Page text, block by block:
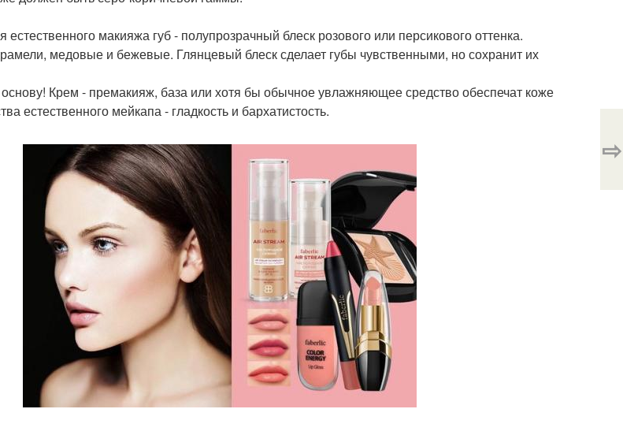
макияжа губ - полупрозрачный блеск розового или персикового оттенка.
медовые и бежевые. Глянцевый блеск сделает губы чувственными, но сохранит их
Крем - премакияж, база или хотя бы обычное увлажняющее средство обеспечат коже
естественного мейкапа - гладкость и бархатистость.
⇨